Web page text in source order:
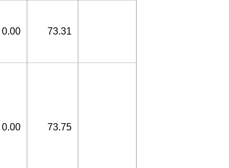
0.00 73.31
0.00 73.75